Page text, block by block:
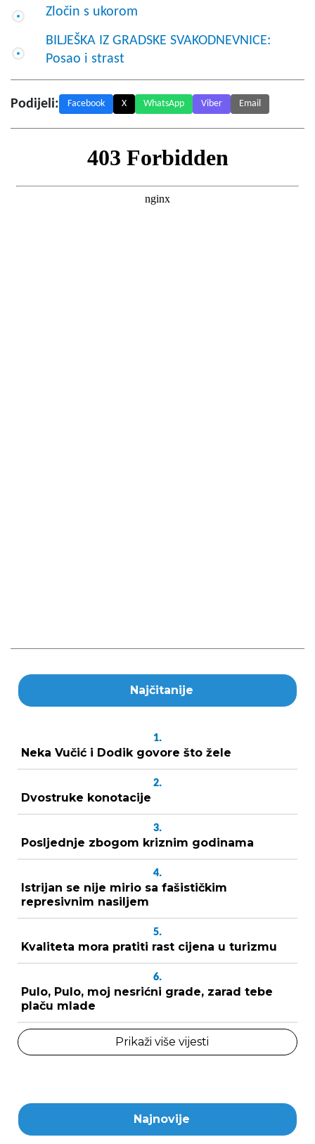
Zločin s ukorom
BILJEŠKA IZ GRADSKE SVAKODNEVNICE:
Posao i strast
Podijeli: Facebook X WhatsApp Viber Email
Najčitanije
1.
Neka Vučić i Dodik govore što žele
2.
Dvostruke konotacije
3.
Posljednje zbogom kriznim godinama
4.
Istrijan se nije mirio sa fašističkim
represivnim nasiljem
5.
Kvaliteta mora pratiti rast cijena u turizmu
6.
Pulo, Pulo, moj nesrićni grade, zarad tebe
plaču mlade
Prikaži više vijesti
Najnovije